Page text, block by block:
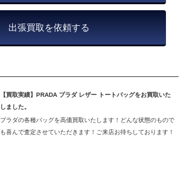
出張買取を依頼する
【買取実績】PRADA プラダ レザー トートバッグをお買取いた
しました。
プラダの各種バッグを高価買取いたします！どんな状態のもので
も喜んで査定させていただきます！ご来店お待ちしております！